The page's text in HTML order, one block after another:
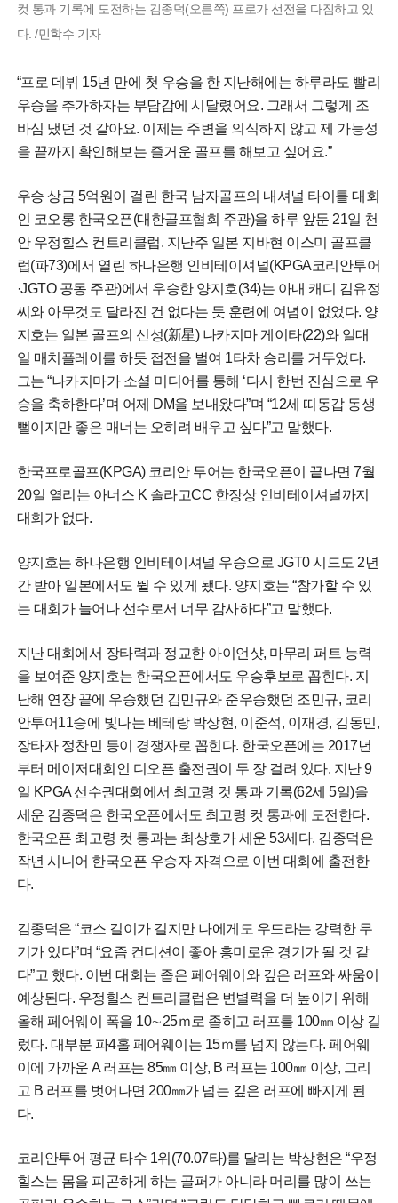
컷 통과 기록에 도전하는 김종덕(오른쪽) 프로가 선전을 다짐하고 있
다. /민학수 기자
“프로 데뷔 15년 만에 첫 우승을 한 지난해에는 하루라도 빨리
우승을 추가하자는 부담감에 시달렸어요. 그래서 그렇게 조
바심 냈던 것 같아요. 이제는 주변을 의식하지 않고 제 가능성
을 끝까지 확인해보는 즐거운 골프를 해보고 싶어요.”
우승 상금 5억원이 걸린 한국 남자골프의 내셔널 타이틀 대회
인 코오롱 한국오픈(대한골프협회 주관)을 하루 앞둔 21일 천
안 우정힐스 컨트리클럽. 지난주 일본 지바현 이스미 골프클
럽(파73)에서 열린 하나은행 인비테이셔널(KPGA코리안투어
·JGTO 공동 주관)에서 우승한 양지호(34)는 아내 캐디 김유정
씨와 아무것도 달라진 건 없다는 듯 훈련에 여념이 없었다. 양
지호는 일본 골프의 신성(新星) 나카지마 게이타(22)와 일대
일 매치플레이를 하듯 접전을 벌여 1타차 승리를 거두었다.
그는 “나카지마가 소셜 미디어를 통해 ‘다시 한번 진심으로 우
승을 축하한다’며 어제 DM을 보내왔다”며 “12세 띠동갑 동생
뻘이지만 좋은 매너는 오히려 배우고 싶다”고 말했다.
한국프로골프(KPGA) 코리안 투어는 한국오픈이 끝나면 7월
20일 열리는 아너스 K 솔라고CC 한장상 인비테이셔널까지
대회가 없다.
양지호는 하나은행 인비테이셔널 우승으로 JGT0 시드도 2년
간 받아 일본에서도 뛸 수 있게 됐다. 양지호는 “참가할 수 있
는 대회가 늘어나 선수로서 너무 감사하다”고 말했다.
지난 대회에서 장타력과 정교한 아이언샷, 마무리 퍼트 능력
을 보여준 양지호는 한국오픈에서도 우승후보로 꼽힌다. 지
난해 연장 끝에 우승했던 김민규와 준우승했던 조민규, 코리
안투어11승에 빛나는 베테랑 박상현, 이준석, 이재경, 김동민,
장타자 정찬민 등이 경쟁자로 꼽힌다. 한국오픈에는 2017년
부터 메이저대회인 디오픈 출전권이 두 장 걸려 있다. 지난 9
일 KPGA 선수권대회에서 최고령 컷 통과 기록(62세 5일)을
세운 김종덕은 한국오픈에서도 최고령 컷 통과에 도전한다.
한국오픈 최고령 컷 통과는 최상호가 세운 53세다. 김종덕은
작년 시니어 한국오픈 우승자 자격으로 이번 대회에 출전한
다.
김종덕은 “코스 길이가 길지만 나에게도 우드라는 강력한 무
기가 있다”며 “요즘 컨디션이 좋아 흥미로운 경기가 될 것 같
다”고 했다. 이번 대회는 좁은 페어웨이와 깊은 러프와 싸움이
예상된다. 우정힐스 컨트리클럽은 변별력을 더 높이기 위해
올해 페어웨이 폭을 10∼25ｍ로 좁히고 러프를 100㎜ 이상 길
렀다. 대부분 파4홀 페어웨이는 15ｍ를 넘지 않는다. 페어웨
이에 가까운 A 러프는 85㎜ 이상, B 러프는 100㎜ 이상, 그리
고 B 러프를 벗어나면 200㎜가 넘는 깊은 러프에 빠지게 된
다.
코리안투어 평균 타수 1위(70.07타)를 달리는 박상현은 “우정
힐스는 몸을 피곤하게 하는 골퍼가 아니라 머리를 많이 쓰는